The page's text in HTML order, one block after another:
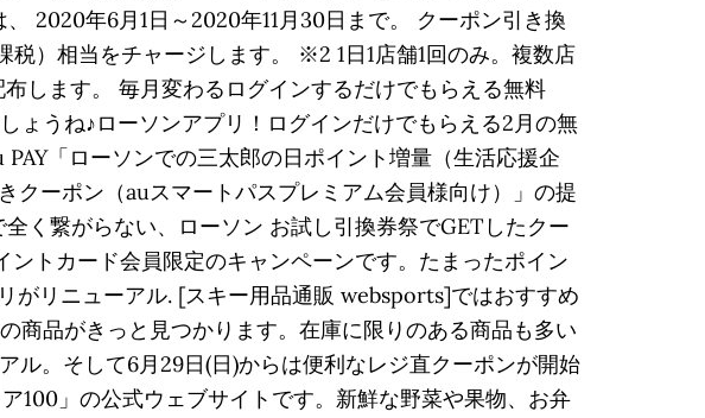
2020年6月1日～2020年11月30日まで。 クーポン引き換
）相当をチャージします。 ※2 1日1店舗1回のみ。複数店
します。 毎月変わるログインするだけでもらえる無料
ょうね♪ローソンアプリ！ログインだけでもらえる2月の無
「ローソンでの三太郎の日ポイント増量（生活応援企
クーポン（auスマートパスプレミアム会員様向け）」の提
く繋がらない、ローソン お試し引換券祭でGETしたクー
トカード会員限定のキャンペーンです。たまったポイン
がリニューアル. [スキー用品通販 websports]ではおすすめ
商品がきっと見つかります。在庫に限りのある商品も多い
ル。そして6月29日(日)からは便利なレジ直クーポンが開始
100」の公式ウェブサイトです。新鮮な野菜や果物、お弁